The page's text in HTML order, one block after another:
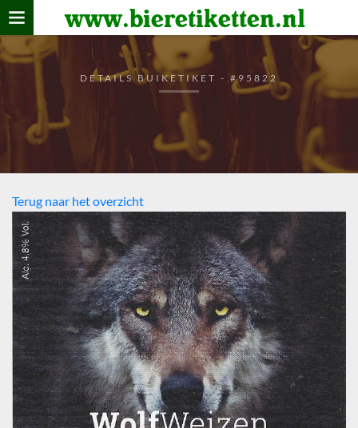
www.bieretiketten.nl
Home
verzamelen
De bierkaart
Bezoekers
DETAILS BUIKETIKET - #95822
Terug naar het overzicht